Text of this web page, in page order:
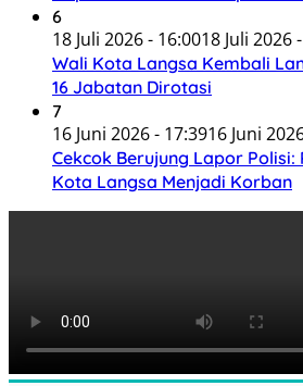
6
18 Juli 2026 - 16:0018 Juli 2026
Wali Kota Langsa Kembali
16 Jabatan Dirotasi
7
16 Juni 2026 - 17:3916 Juni
Cekcok Berujung Lapor
Kota Langsa Menjadi Korban